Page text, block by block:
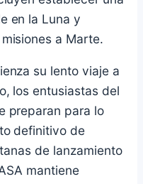
en la Luna y
a Marte.
su lento viaje a
los entusiastas del
preparan para lo
definitivo de
de lanzamiento
mantiene